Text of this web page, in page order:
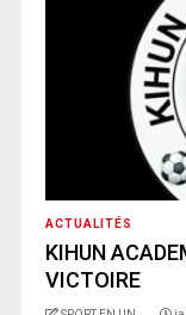
ACTUALITÉS
KIHUN
VICTOIRE